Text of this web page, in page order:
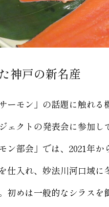
神戸の新名産
モン」の話題に触れる
ェクトの発表会に参加
部会」では、2021年か
仕入れ、妙法川河口域
初めは一般的なシラス